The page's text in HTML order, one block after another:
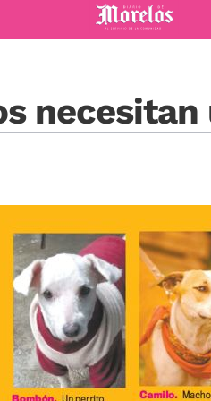
Diario de Morelos
necesitan